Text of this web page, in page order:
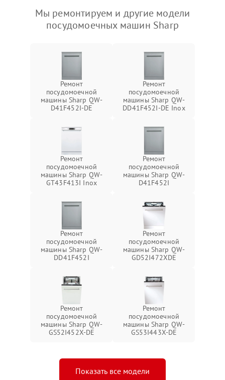
Мы ремонтируем и другие модели
посудомоечных машин Sharp
Ремонт
посудомоечной
машины Sharp QW-
D41F452I-DE
Ремонт
посудомоечной
машины Sharp QW-
DD41F452I-DE Inox
Ремонт
посудомоечной
машины Sharp QW-
GT43F413I Inox
Ремонт
посудомоечной
машины Sharp QW-
D41F452I
Ремонт
посудомоечной
машины Sharp QW-
DD41F452I
Ремонт
посудомоечной
машины Sharp QW-
GD52I472XDE
Ремонт
посудомоечной
машины Sharp QW-
GS52I452X-DE
Ремонт
посудомоечной
машины Sharp QW-
GS53I443X-DE
Показать все модели